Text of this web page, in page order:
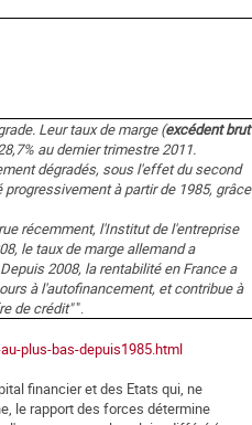
Leur taux de marge (excédent brut
au dernier trimestre 2011.
dégradés, sous l'effet du second
à partir de 1985, grâce
récemment, l'Institut de l'entreprise
le taux de marge allemand a
2008, la rentabilité en France a
à l'autofinancement, et contribue à
de crédit"".
plus-bas-depuis1985.html
financier et des Etats qui, ne
le rapport des forces détermine